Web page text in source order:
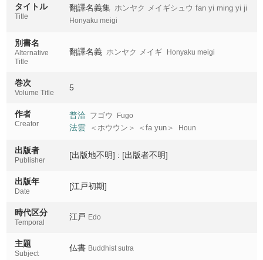
タイトル
Title
翻譯名義集
ホンヤク メイギシュウ fan yi ming yi ji
Honyaku meigi
別書名
Alternative
Title
翻譯名義 ホンヤク メイギ Honyaku meigi
巻次
Volume Title
5
作者
Creator
普洽 フゴウ Fugo
法雲 ＜ホウウン＞ ＜fa yun＞ Houn
出版者
Publisher
[出版地不明] : [出版者不明]
出版年
Date
[江戸初期]
時代区分
Temporal
江戸 Edo
主題
Subject
仏書 Buddhist sutra